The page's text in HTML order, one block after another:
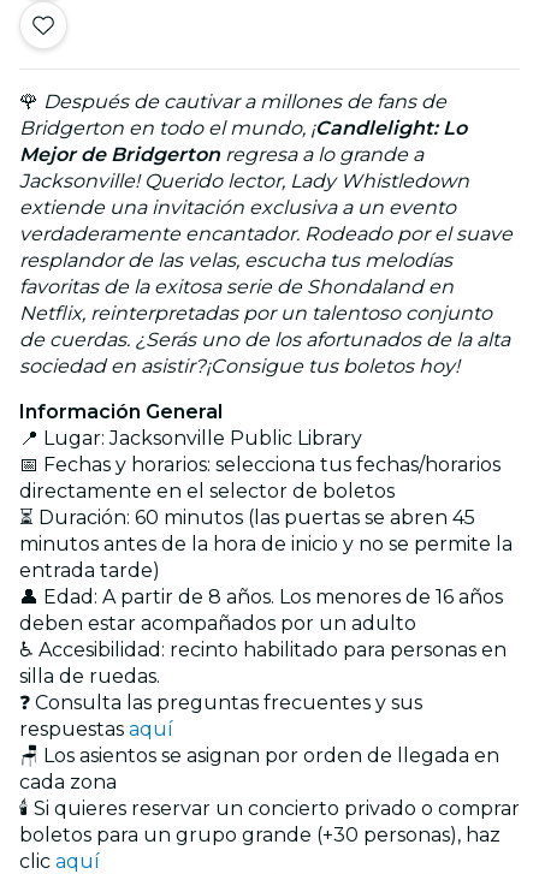
🌹 Después de cautivar a millones de fans de
Bridgerton en todo el mundo, ¡Candlelight: Lo
Mejor de Bridgerton regresa a lo grande a
Jacksonville! Querido lector, Lady Whistledown
extiende una invitación exclusiva a un evento
verdaderamente encantador. Rodeado por el suave
resplandor de las velas, escucha tus melodías
favoritas de la exitosa serie de Shondaland en
Netflix, reinterpretadas por un talentoso conjunto
de cuerdas. ¿Serás uno de los afortunados de la alta
sociedad en asistir?¡Consigue tus boletos hoy!
Información General
📍 Lugar: Jacksonville Public Library
📅 Fechas y horarios: selecciona tus fechas/horarios
directamente en el selector de boletos
⏳ Duración: 60 minutos (las puertas se abren 45
minutos antes de la hora de inicio y no se permite la
entrada tarde)
👤 Edad: A partir de 8 años. Los menores de 16 años
deben estar acompañados por un adulto
♿ Accesibilidad: recinto habilitado para personas en
silla de ruedas.
❓ Consulta las preguntas frecuentes y sus
respuestas aquí
🪑 Los asientos se asignan por orden de llegada en
cada zona
🕯️ Si quieres reservar un concierto privado o comprar
boletos para un grupo grande (+30 personas), haz
clic aquí